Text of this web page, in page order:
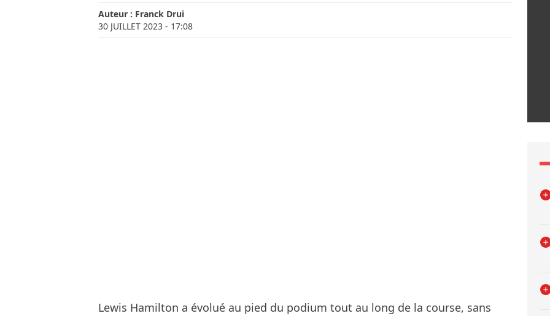
Auteur : Franck Drui
30 JUILLET 2023 - 17:08
Lewis Hamilton a évolué au pied du podium tout au long de la course, sans